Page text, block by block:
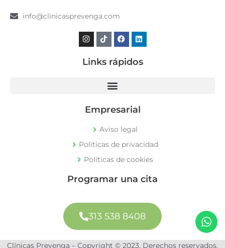
info@clinicasprevenga.com
Instagram
TiktokFacebookLinkedin
Links rápidos
Empresarial
Aviso legal
Políticas de privacidad
Políticas de cookies
Programar una cita
313 538 8408
Clínicas Prevenga – Copyright © 2023. Derechos reservados.